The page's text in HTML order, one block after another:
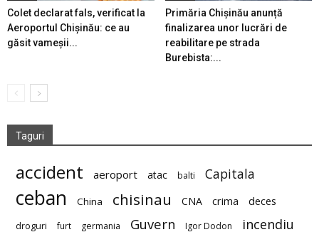
Colet declarat fals, verificat la
Aeroportul Chișinău: ce au
găsit vameșii...
Primăria Chișinău anunță
finalizarea unor lucrări de
reabilitare pe strada
Burebista:...
Taguri
accident aeroport atac balti Capitala
ceban China chisinau CNA crima deces
droguri furt germania Guvern Igor Dodon incendiu